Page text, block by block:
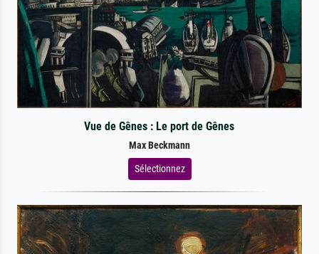
Vue de Gênes : Le port de Gênes
Max Beckmann
Sélectionnez